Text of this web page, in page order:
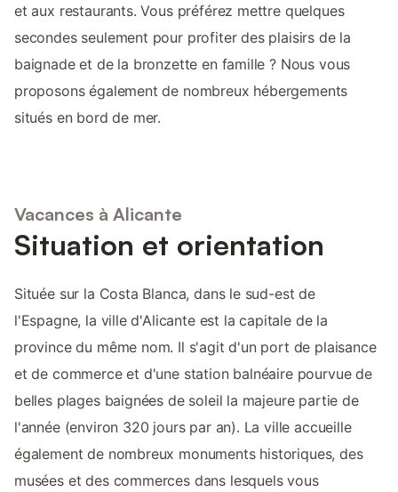
et aux restaurants. Vous préférez mettre quelques
secondes seulement pour profiter des plaisirs de la
baignade et de la bronzette en famille ? Nous vous
proposons également de nombreux hébergements
situés en bord de mer.
Vacances à Alicante
Situation et orientation
Située sur la Costa Blanca, dans le sud-est de
l'Espagne, la ville d'Alicante est la capitale de la
province du même nom. Il s'agit d'un port de plaisance
et de commerce et d'une station balnéaire pourvue de
belles plages baignées de soleil la majeure partie de
l'année (environ 320 jours par an). La ville accueille
également de nombreux monuments historiques, des
musées et des commerces dans lesquels vous